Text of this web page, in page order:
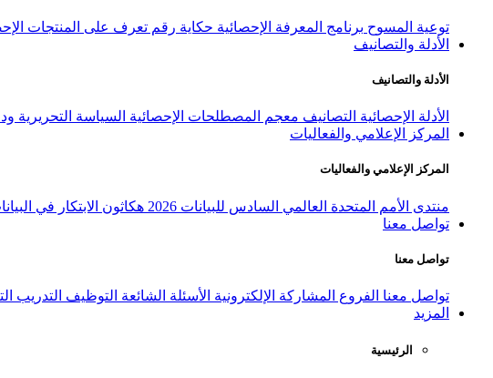
توعية المسوح برنامج المعرفة الإحصائية حكاية رقم تعرف على المنتجات
الأدلة والتصانيف
الأدلة والتصانيف
الأدلة الإحصائية التصانيف معجم المصطلحات الإحصائية السياسة التحريرية
المركز الإعلامي والفعاليات
المركز الإعلامي والفعاليات
منتدى الأمم المتحدة العالمي السادس للبيانات 2026 هكاثون الابتكار في
تواصل معنا
تواصل معنا
تواصل معنا الفروع المشاركة الإلكترونية الأسئلة الشائعة التوظيف التدريب
المزيد
الرئيسية